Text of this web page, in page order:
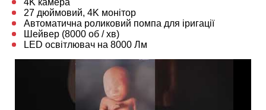
4K камера
27 дюймовий, 4K монітор
Автоматична роликовий помпа для іригації
Шейвер (8000 об / хв)
LED освітлювач на 8000 Лм